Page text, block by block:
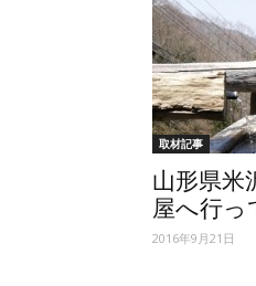
取材記事
山形県米
屋へ行っ
2016年9月21日